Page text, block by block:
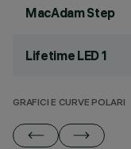
MacAdam Step
Lifetime LED 1
GRAFICI E CURVE POLARI